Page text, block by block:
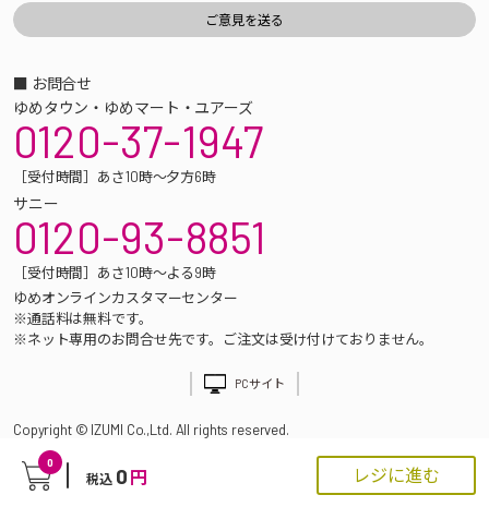
0
税込 0 円 レジに進む
■ お問合せ
ゆめタウン・ゆめマート・ユアーズ
0120-37-1947
［受付時間］あさ10時～夕方6時
サニー
0120-93-8851
［受付時間］あさ10時～よる9時
ゆめオンラインカスタマーセンター
※通話料は無料です。
※ネット専用のお問合せ先です。ご注文は受け付けておりません。
PCサイト
Copyright © IZUMI Co.,Ltd. All rights reserved.